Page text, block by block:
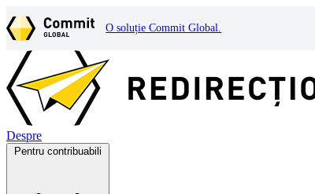
O soluție Commit Global.
Despre
Pentru contribuabili